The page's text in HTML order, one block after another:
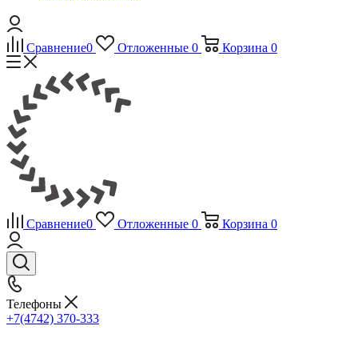
Сравнение0 Отложенные 0 Корзина 0
Сравнение0 Отложенные 0 Корзина 0
Телефоны
+7(4742) 370-333